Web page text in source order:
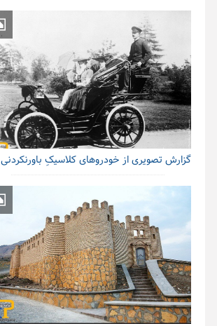
گزارش تصویری از خودروهای کلاسیکِ باورنکردنی